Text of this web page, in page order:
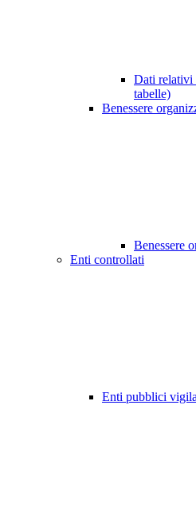
Dati relativi
tabelle)
Benessere
Benessere
Enti controllati
Enti pubblici